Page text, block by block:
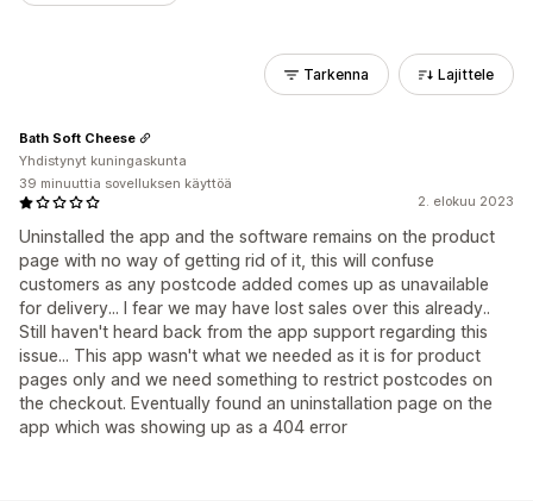
Tarkenna Lajittele
2. elokuu 2023
Uninstalled the app and the software remains on the product
page with no way of getting rid of it, this will confuse
customers as any postcode added comes up as unavailable
for delivery... I fear we may have lost sales over this already..
Still haven't heard back from the app support regarding this
issue... This app wasn't what we needed as it is for product
pages only and we need something to restrict postcodes on
the checkout. Eventually found an uninstallation page on the
app which was showing up as a 404 error
Bath Soft Cheese
Yhdistynyt kuningaskunta
39 minuuttia sovelluksen käyttöä